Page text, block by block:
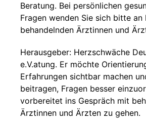
Beratung. Bei persönlichen
Fragen wenden Sie sich bitte an
behandelnden Ärztinnen und
Herausgeber: Herzschwäche
e.V.atung. Er möchte
Erfahrungen sichtbar machen
beitragen, Fragen besser
vorbereitet ins Gespräch mit
Ärztinnen und Ärzten zu gehen.